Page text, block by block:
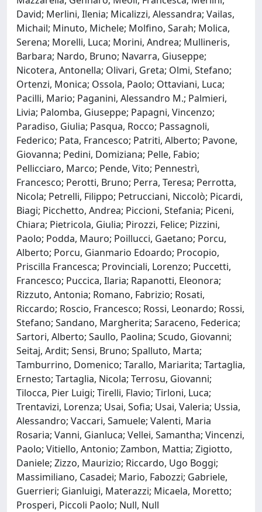
David; Merlini, Ilenia; Micalizzi, Alessandra; Vailas,
Michail; Minuto, Michele; Molfino, Sarah; Molica,
Serena; Morelli, Luca; Morini, Andrea; Mullineris,
Barbara; Nardo, Bruno; Navarra, Giuseppe;
Nicotera, Antonella; Olivari, Greta; Olmi, Stefano;
Ortenzi, Monica; Ossola, Paolo; Ottaviani, Luca;
Pacilli, Mario; Paganini, Alessandro M.; Palmieri,
Livia; Palomba, Giuseppe; Papagni, Vincenzo;
Paradiso, Giulia; Pasqua, Rocco; Passagnoli,
Federico; Pata, Francesco; Patriti, Alberto; Pavone,
Giovanna; Pedini, Domiziana; Pelle, Fabio;
Pellicciaro, Marco; Pende, Vito; Pennestrì,
Francesco; Perotti, Bruno; Perra, Teresa; Perrotta,
Nicola; Petrelli, Filippo; Petrucciani, Niccolò; Picardi,
Biagi; Picchetto, Andrea; Piccioni, Stefania; Piceni,
Chiara; Pietricola, Giulia; Pirozzi, Felice; Pizzini,
Paolo; Podda, Mauro; Poillucci, Gaetano; Porcu,
Alberto; Porcu, Gianmario Edoardo; Procopio,
Priscilla Francesca; Provinciali, Lorenzo; Puccetti,
Francesco; Puccica, Ilaria; Rapanotti, Eleonora;
Rizzuto, Antonia; Romano, Fabrizio; Rosati,
Riccardo; Roscio, Francesco; Rossi, Leonardo; Rossi,
Stefano; Sandano, Margherita; Saraceno, Federica;
Sartori, Alberto; Saullo, Paolina; Scudo, Giovanni;
Seitaj, Ardit; Sensi, Bruno; Spalluto, Marta;
Tamburrino, Domenico; Tarallo, Mariarita; Tartaglia,
Ernesto; Tartaglia, Nicola; Terrosu, Giovanni;
Tilocca, Pier Luigi; Tirelli, Flavio; Tirloni, Luca;
Trentavizi, Lorenza; Usai, Sofia; Usai, Valeria; Ussia,
Alessandro; Vaccari, Samuele; Valenti, Maria
Rosaria; Vanni, Gianluca; Vellei, Samantha; Vincenzi,
Paolo; Vitiello, Antonio; Zambon, Mattia; Zigiotto,
Daniele; Zizzo, Maurizio; Riccardo, Ugo Boggi;
Massimiliano, Casadei; Mario, Fabozzi; Gabriele,
Guerrieri; Gianluigi, Materazzi; Micaela, Moretto;
Prosperi, Piccoli Paolo; Null, Null